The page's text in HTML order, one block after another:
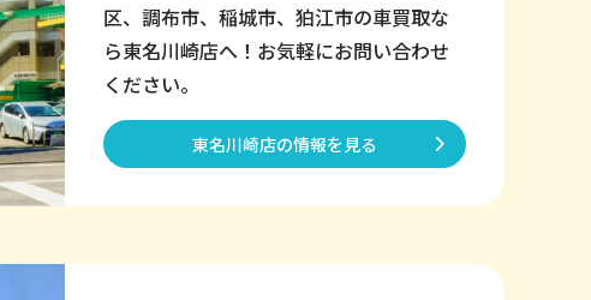
区、調布市、稲城市、狛江市の車買取な
ら東名川崎店へ！お気軽にお問い合わせ
ください。
東名川崎店の情報を見る